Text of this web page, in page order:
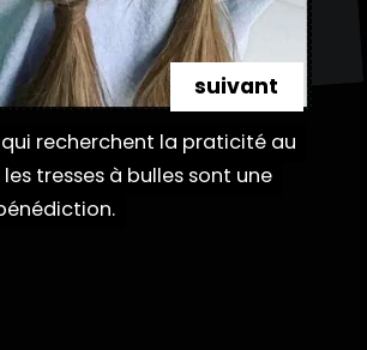
qui recherchent la praticité au
tresses à bulles sont une
qui recherchent la praticité au
tresses à bulles sont une
suivant